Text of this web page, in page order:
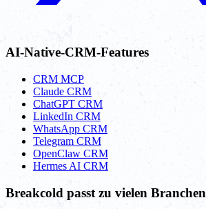
AI-Native-CRM-Features
CRM MCP
Claude CRM
ChatGPT CRM
LinkedIn CRM
WhatsApp CRM
Telegram CRM
OpenClaw CRM
Hermes AI CRM
Breakcold passt zu vielen Branchen